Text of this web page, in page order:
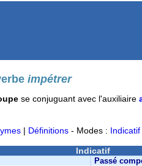
impétrer
se conjuguant avec l'auxiliaire
| Définitions - Modes : Indicatif
Indicatif
Passé